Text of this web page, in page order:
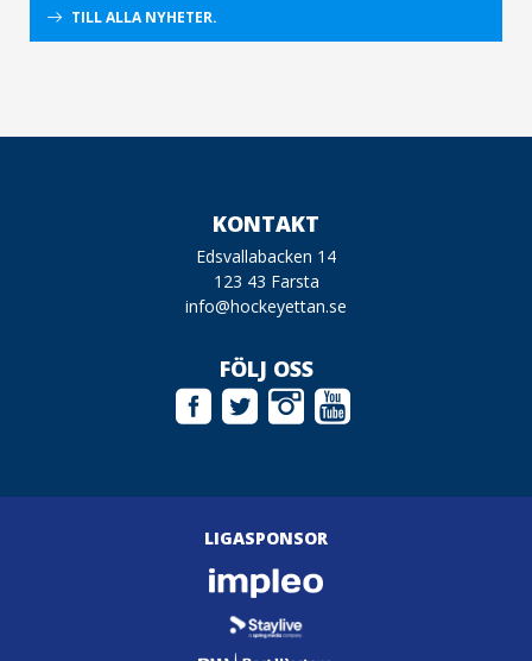
TILL ALLA NYHETER.
KONTAKT
Edsvallabacken 14
123 43 Farsta
info@hockeyettan.se
FÖLJ OSS
LIGASPONSOR